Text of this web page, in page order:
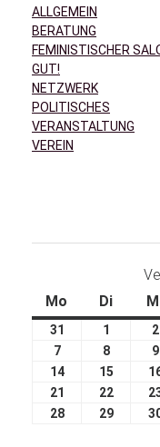
ALLGEMEIN
BERATUNG
FEMINISTISCHER
GUT!
NETZWERK
POLITISCHES
VERANSTALTUNG
VEREIN
Mo
Di
31 1 2
7
8 9
14
15
21
22
28
29